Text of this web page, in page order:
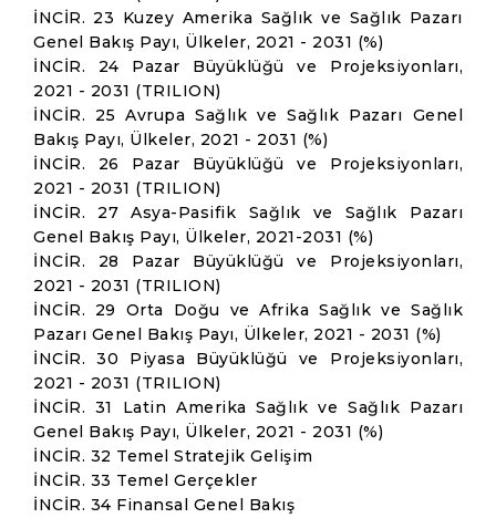
İNCİR. 23 Kuzey Amerika Sağlık ve Sağlık Pazarı
Genel Bakış Payı, Ülkeler, 2021 - 2031 (%)
İNCİR. 24 Pazar Büyüklüğü ve Projeksiyonları,
2021 - 2031 (TRILION)
İNCİR. 25 Avrupa Sağlık ve Sağlık Pazarı Genel
Bakış Payı, Ülkeler, 2021 - 2031 (%)
İNCİR. 26 Pazar Büyüklüğü ve Projeksiyonları,
2021 - 2031 (TRILION)
İNCİR. 27 Asya-Pasifik Sağlık ve Sağlık Pazarı
Genel Bakış Payı, Ülkeler, 2021-2031 (%)
İNCİR. 28 Pazar Büyüklüğü ve Projeksiyonları,
2021 - 2031 (TRILION)
İNCİR. 29 Orta Doğu ve Afrika Sağlık ve Sağlık
Pazarı Genel Bakış Payı, Ülkeler, 2021 - 2031 (%)
İNCİR. 30 Piyasa Büyüklüğü ve Projeksiyonları,
2021 - 2031 (TRILION)
İNCİR. 31 Latin Amerika Sağlık ve Sağlık Pazarı
Genel Bakış Payı, Ülkeler, 2021 - 2031 (%)
İNCİR. 32 Temel Stratejik Gelişim
İNCİR. 33 Temel Gerçekler
İNCİR. 34 Finansal Genel Bakış